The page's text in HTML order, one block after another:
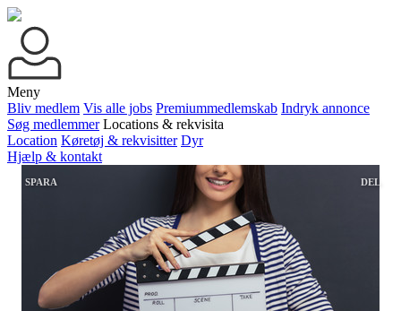
Meny
Bliv medlem Vis alle jobs Premiummedlemskab Indryk annonce
Søg medlemmer Locations & rekvisita
Location Køretøj & rekvisitter Dyr
Hjælp & kontakt
SPARA DEL